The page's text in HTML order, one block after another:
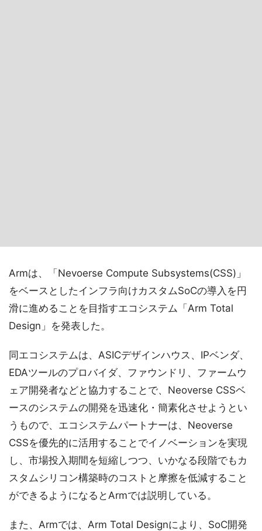
Armは、「Nevoerse Compute Subsystems(CSS)」
をベースとしたインフラ向けカスタムSoCの導入を円
滑に進めることを目指すエコシステム「Arm Total
Design」を発表した。
同エコシステムは、ASICデザインハウス、IPベンダ、
EDAツールのプロバイダ、ファウンドリ、ファームウ
ェア開発者などと協力することで、Neoverse CSSベ
ースのシステムの開発を迅速化・簡素化させようとい
うもので、エコシステムパートナーは、Neoverse
CSSを優先的に活用することでイノベーションを実現
し、市場投入期間を短縮しつつ、いかなる段階でもカ
スタムシリコン構築時のコストと摩擦を低減すること
ができるようになるとArmでは説明している。
また、Armでは、Arm Total Designにより、SoC開発